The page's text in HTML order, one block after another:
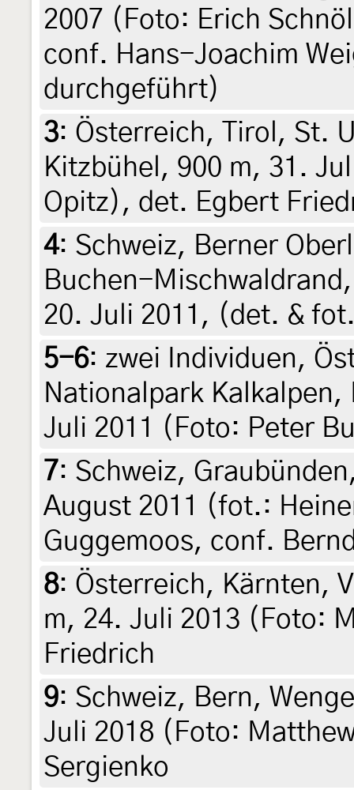
2007 (Foto: Erich
conf. Hans-Joachim
durchgeführt)
3: Österreich, Tirol, St.
Kitzbühel, 900 m, 31.
Opitz), det. Egbert
4: Schweiz, Berner
Buchen-
20. Juli 2011, (det. &
5-6: zwei Individuen,
Nationalpark
Juli 2011 (Foto: Peter
7: Schweiz,
August 2011 (fot.:
Guggemoos, conf.
8: Österreich, Kärnten,
m, 24. Juli 2013 (Foto:
Friedrich
9: Schweiz, Bern,
Juli 2018 (Foto:
Sergienko